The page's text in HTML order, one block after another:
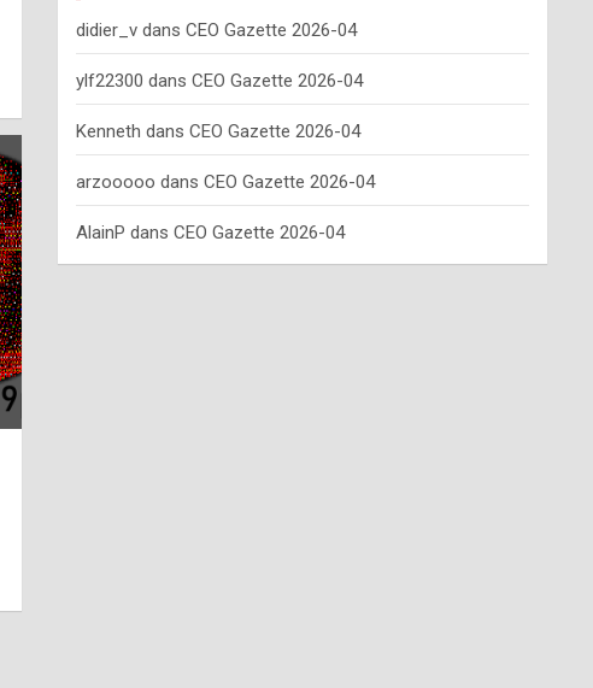
didier_vdans CEO Gazette 2026-04
ylf22300 dans CEO Gazette 2026-04
Kenneth dans CEO Gazette 2026-04
arzooooo dans CEO Gazette 2026-04
AlainP dans CEO Gazette 2026-04